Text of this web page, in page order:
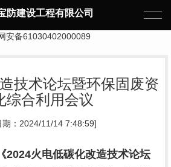
防建设工程有限公司
安备61030402000089
技术论坛暨环保固废资
综合利用会议
期：2024/11/14 7:48:59]
2024火电低碳化改造技术论坛